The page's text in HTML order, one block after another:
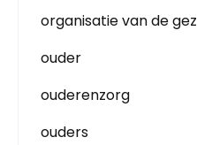
organisatie van de
ouder
ouderenzorg
ouders